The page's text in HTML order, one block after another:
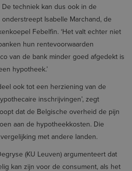
techniek kan dus ook in de
Isabelle Marchand, de
Febelfin. ‘Het valt echter niet
hun rentevoorwaarden
van de bank minder goed afgedekt is
hypotheek.’
ook tot een herziening van de
inschrijvingen’, zegt
dat de Belgische overheid de pijn
aan de hypotheekkosten. Die
met andere landen.
(KU Leuven) argumenteert dat
kan zijn voor de consument, als het